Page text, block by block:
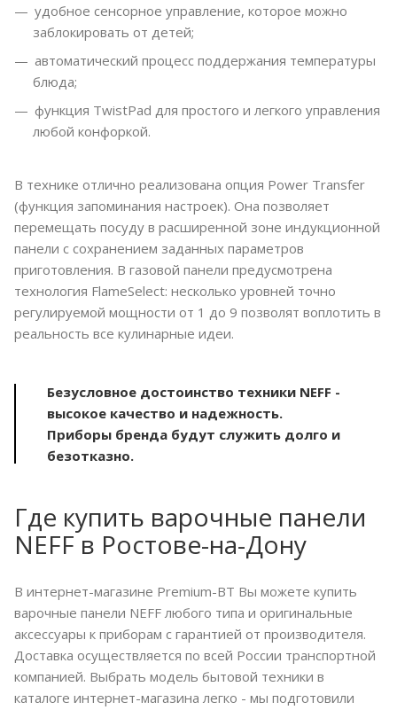
удобное сенсорное управление, которое можно
заблокировать от детей;
автоматический процесс поддержания температуры
блюда;
функция TwistPad для простого и легкого управления
любой конфоркой.
В технике отлично реализована опция Power Transfer
(функция запоминания настроек). Она позволяет
перемещать посуду в расширенной зоне индукционной
панели с сохранением заданных параметров
приготовления. В газовой панели предусмотрена
технология FlameSelect: несколько уровней точно
регулируемой мощности от 1 до 9 позволят воплотить в
реальность все кулинарные идеи.
Безусловное достоинство техники NEFF -
высокое качество и надежность.
Приборы бренда будут служить долго и
безотказно.
Где купить варочные панели
NEFF в Ростове-на-Дону
В интернет-магазине Premium-BT Вы можете купить
варочные панели NEFF любого типа и оригинальные
аксессуары к приборам с гарантией от производителя.
Доставка осуществляется по всей России транспортной
компанией. Выбрать модель бытовой техники в
каталоге интернет-магазина легко - мы подготовили